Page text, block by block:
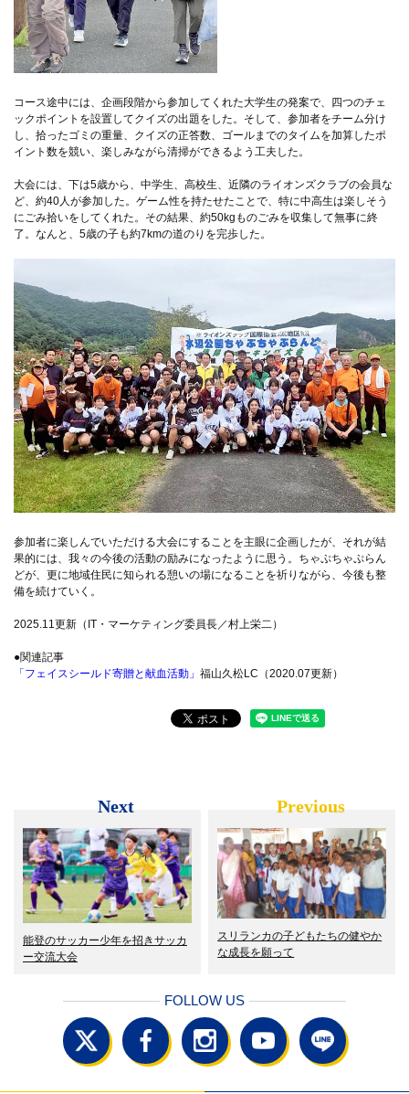
コース途中には、企画段階から参加してくれた大学生の発案で、四つのチェ
ックポイントを設置してクイズの出題をした。そして、参加者をチーム分け
し、拾ったゴミの重量、クイズの正答数、ゴールまでのタイムを加算したポ
イント数を競い、楽しみながら清掃ができるよう工夫した。
大会には、下は5歳から、中学生、高校生、近隣のライオンズクラブの会員な
ど、約40人が参加した。ゲーム性を持たせたことで、特に中高生は楽しそう
にごみ拾いをしてくれた。その結果、約50kgものごみを収集して無事に終
了。なんと、5歳の子も約7kmの道のりを完歩した。
参加者に楽しんでいただける大会にすることを主眼に企画したが、それが結
果的には、我々の今後の活動の励みになったように思う。ちゃぷちゃぷらん
どが、更に地域住民に知られる憩いの場になることを祈りながら、今後も整
備を続けていく。
2025.11更新（IT・マーケティング委員長／村上栄二）
●関連記事
「フェイスシールド寄贈と献血活動」 福山久松LC（2020.07更新）
Next
能登のサッカー少年を招きサッカ
ー交流大会
Previous
スリランカの子どもたちの健やか
な成長を願って
FOLLOW US